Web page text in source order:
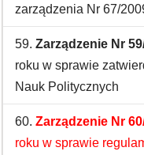
zarządzenia Nr 67/
59. Zarządzenie Nr
roku w sprawie
Nauk Politycznych
60. Zarządzenie Nr
roku w sprawie